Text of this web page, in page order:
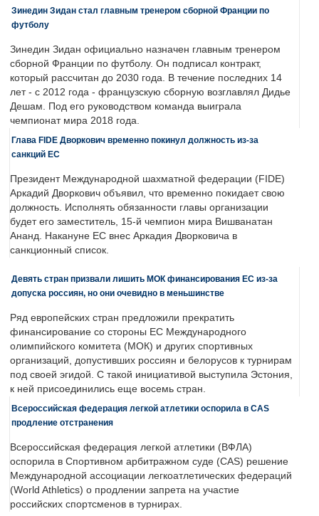
Зинедин Зидан стал главным тренером сборной Франции по
футболу
Зинедин Зидан официально назначен главным тренером
сборной Франции по футболу. Он подписал контракт,
который рассчитан до 2030 года. В течение последних 14
лет - с 2012 года - французскую сборную возглавлял Дидье
Дешам. Под его руководством команда выиграла
чемпионат мира 2018 года.
Глава FIDE Дворкович временно покинул должность из-за
санкций ЕС
Президент Международной шахматной федерации (FIDE)
Аркадий Дворкович объявил, что временно покидает свою
должность. Исполнять обязанности главы организации
будет его заместитель, 15-й чемпион мира Вишванатан
Ананд. Накануне ЕС внес Аркадия Дворковича в
санкционный список.
Девять стран призвали лишить МОК финансирования ЕС из-за
допуска россиян, но они очевидно в меньшинстве
Ряд европейских стран предложили прекратить
финансирование со стороны ЕС Международного
олимпийского комитета (МОК) и других спортивных
организаций, допустивших россиян и белорусов к турнирам
под своей эгидой. С такой инициативой выступила Эстония,
к ней присоединились еще восемь стран.
Всероссийская федерация легкой атлетики оспорила в CAS
продление отстранения
Всероссийская федерация легкой атлетики (ВФЛА)
оспорила в Спортивном арбитражном суде (CAS) решение
Международной ассоциации легкоатлетических федераций
(World Athletics) о продлении запрета на участие
российских спортсменов в турнирах.